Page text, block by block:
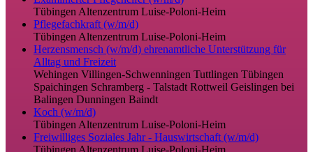
Tübingen Altenzentrum Luise-Poloni-Heim
Pflegefachkraft (w/m/d)
Tübingen Altenzentrum Luise-Poloni-Heim
Herzensmensch (w/m/d) ehrenamtliche Unterstützung für
Alltag und Freizeit
Wehingen Villingen-Schwenningen Tuttlingen Tübingen
Spaichingen Schramberg - Talstadt Rottweil Geislingen bei
Balingen Dunningen Baindt
Koch (w/m/d)
Tübingen Altenzentrum Luise-Poloni-Heim
Freiwilliges Soziales Jahr - Hauswirtschaft (w/m/d)
Tübingen Altenzentrum Luise-Poloni-Heim